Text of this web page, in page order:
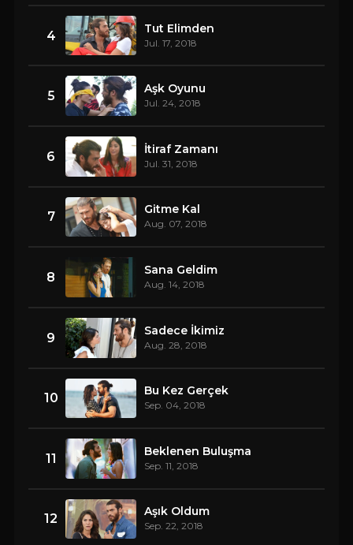
4 Tut Elimden
Jul. 17, 2018
5 Aşk Oyunu
Jul. 24, 2018
6 İtiraf Zamanı
Jul. 31, 2018
7 Gitme Kal
Aug. 07, 2018
8 Sana Geldim
Aug. 14, 2018
9 Sadece İkimiz
Aug. 28, 2018
10 Bu Kez Gerçek
Sep. 04, 2018
11 Beklenen Buluşma
Sep. 11, 2018
12 Aşık Oldum
Sep. 22, 2018